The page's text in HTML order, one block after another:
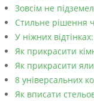
Зовсім не
Стильне рішення
У ніжних
Як прикрасити
Як прикрасити
8 універсальних
Як вписати